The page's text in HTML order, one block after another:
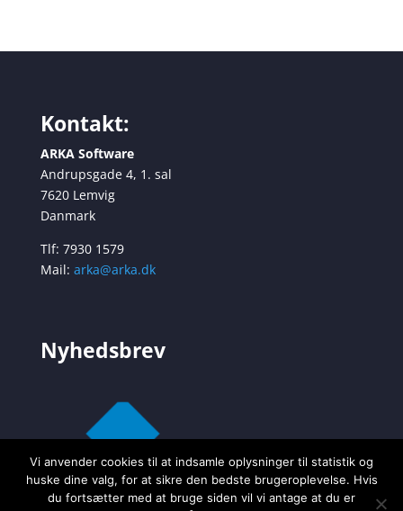
Kontakt:
ARKA Software
Andrupsgade 4, 1. sal
7620 Lemvig
Danmark
Tlf: 7930 1579
Mail: arka@arka.dk
Nyhedsbrev
Vi anvender cookies til at indsamle oplysninger til statistik og
huske dine valg, for at sikre den bedste brugeroplevelse. Hvis
du fortsætter med at bruge siden vil vi antage at du er